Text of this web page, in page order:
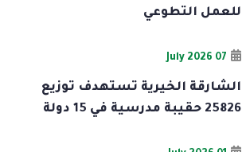
للعمل التطوعي
07 July 2026
الشارقة الخيرية تستهدف توزيع
25826 حقيبة مدرسية في 15 دولة